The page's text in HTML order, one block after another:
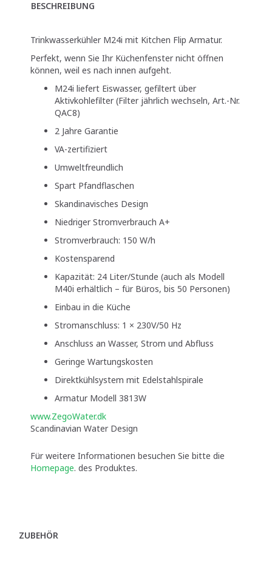
BESCHREIBUNG
Trinkwasserkühler M24i mit Kitchen Flip Armatur.
Perfekt, wenn Sie Ihr Küchenfenster nicht öffnen
können, weil es nach innen aufgeht.
M24i liefert Eiswasser, gefiltert über
Aktivkohlefilter (Filter jährlich wechseln, Art.-Nr.
QAC8)
2 Jahre Garantie
VA-zertifiziert
Umweltfreundlich
Spart Pfandflaschen
Skandinavisches Design
Niedriger Stromverbrauch A+
Stromverbrauch: 150 W/h
Kostensparend
Kapazität: 24 Liter/Stunde (auch als Modell
M40i erhältlich – für Büros, bis 50 Personen)
Einbau in die Küche
Stromanschluss: 1 × 230V/50 Hz
Anschluss an Wasser, Strom und Abfluss
Geringe Wartungskosten
Direktkühlsystem mit Edelstahlspirale
Armatur Modell 3813W
www.ZegoWater.dk
Scandinavian Water Design
Für weitere Informationen besuchen Sie bitte die
Homepage. des Produktes.
ZUBEHÖR